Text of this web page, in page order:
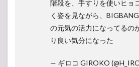
階段を、手すりを使いヒョ
く姿を見ながら、
の元気の活力になってるの
り良い気分になった
— ギロコ GIROKO